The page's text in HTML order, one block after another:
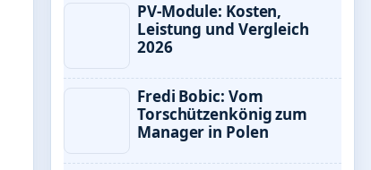
PV-Module: Kosten,
Leistung und Vergleich
2026
Fredi Bobic: Vom
Torschützenkönig zum
Manager in Polen